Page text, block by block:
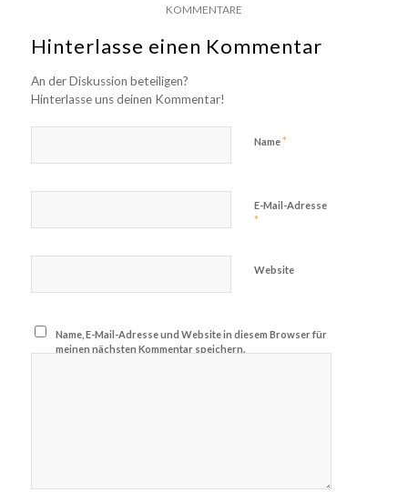
KOMMENTARE
Hinterlasse einen Kommentar
An der Diskussion beteiligen?
Hinterlasse uns deinen Kommentar!
Name*
E-Mail-Adresse
*
Website
Name, E-Mail-Adresse und Website in diesem Browser für
meinen nächsten Kommentar speichern.